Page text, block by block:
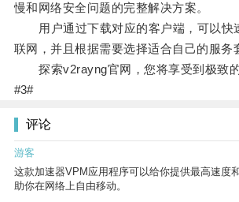
慢和网络安全问题的完整解决方案。
用户通过下载对应的客户端，可以快
联网，并且根据需要选择适合自己的服务
探索v2rayng官网，您将享受到极致的
#3#
评论
游客
这款加速器VPM应用程序可以给你提供最高速度
助你在网络上自由移动。